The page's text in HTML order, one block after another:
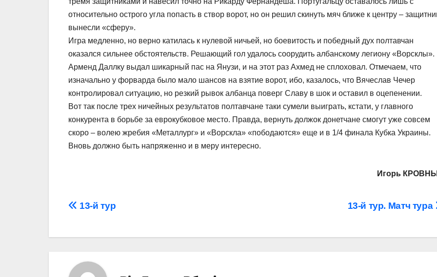
относительно острого угла попасть в створ ворот, но он решил скинуть мяч ближе к центру –
вынесли «сферу».
Игра медленно, но верно катилась к нулевой ничьей, но боевитость и победный дух полтавчан
оказался сильнее обстоятельств. Решающий гол удалось соорудить албанскому легиону «Ворсклы».
Арменд Даллку выдал шикарный пас на Янузи, и на этот раз Ахмед не сплоховал. Отмечаем, что
изначально у форварда было мало шансов на взятие ворот, ибо, казалось, что Вячеслав Чечер
контролировал ситуацию, но резкий рывок албанца поверг Славу в шок и оставил в оцепенении.
Вот так после трех ничейных результатов полтавчане таки сумели выиграть, кстати, у главного
конкурента в борьбе за еврокубковое место. Правда, вернуть должок донетчане смогут уже совсем
скоро – волею жребия «Металлург» и «Ворскла» «пободаются» еще и в 1/4 финала Кубка Украины.
Вновь должно быть напряженно и в меру интересно.
Игорь
Навігація
13-й тур. Матч тура
13-й тур